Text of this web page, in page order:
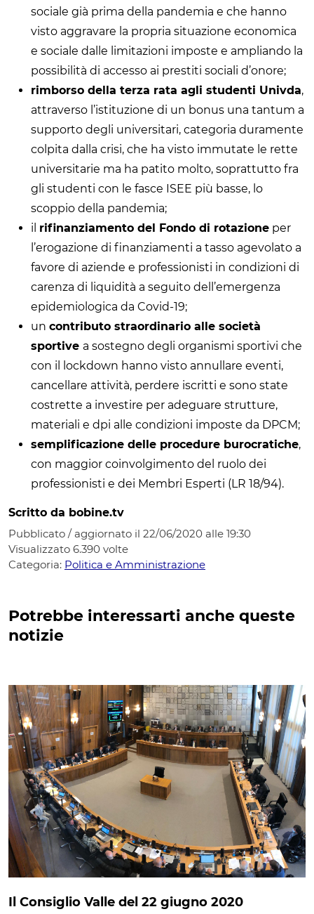
sociale già prima della pandemia e che hanno
visto aggravare la propria situazione economica
e sociale dalle limitazioni imposte e ampliando la
possibilità di accesso ai prestiti sociali d’onore;
rimborso della terza rata agli studenti Univda,
attraverso l’istituzione di un bonus una tantum a
supporto degli universitari, categoria duramente
colpita dalla crisi, che ha visto immutate le rette
universitarie ma ha patito molto, soprattutto fra
gli studenti con le fasce ISEE più basse, lo
scoppio della pandemia;
il rifinanziamento del Fondo di rotazione per
l’erogazione di finanziamenti a tasso agevolato a
favore di aziende e professionisti in condizioni di
carenza di liquidità a seguito dell’emergenza
epidemiologica da Covid-19;
un contributo straordinario alle società
sportive a sostegno degli organismi sportivi che
con il lockdown hanno visto annullare eventi,
cancellare attività, perdere iscritti e sono state
costrette a investire per adeguare strutture,
materiali e dpi alle condizioni imposte da DPCM;
semplificazione delle procedure burocratiche,
con maggior coinvolgimento del ruolo dei
professionisti e dei Membri Esperti (LR 18/94).
Scritto da bobine.tv
Pubblicato / aggiornato il 22/06/2020 alle 19:30
Visualizzato 6.390 volte
Categoria: Politica e Amministrazione
Potrebbe interessarti anche queste
notizie
Il Consiglio Valle del 22 giugno 2020